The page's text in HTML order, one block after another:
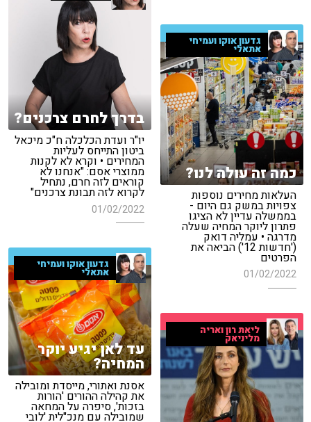
בדרך לחרם צרכנים?
יו"ר ועדת הכלכלה ח"כ מיכאל
ביטון התייחס לעליות
המחירים • וקרא לא לקנות
ממוצרי אסם: "אנחנו לא
קוראים לזה חרם, נתחיל
לקרוא לזה תבונת צרכנים"
01/02/2022
גדעון אוקו ועמיחי
אתאלי
כמה זה עולה לנו?
העלאות מחירים נוספות
צפויות במשק גם היום -
בממשלה עדיין לא הציגו
פתרון ליוקר המחיה שעלה
מדרגה • עמליה דואק
('חדשות 12') הביאה את
הפרטים
01/02/2022
גדעון אוקו ועמיחי
אתאלי
עד לאן יגיע יוקר
המחיה?
אסנת ואתורי, מייסדת ומובילה
את קהילה ההורים 'הורות
בזכות', סיפרה על המחאה
שמובילה עם מנכ"לית 'לובי
ליאת רון ואריה
מליניאק